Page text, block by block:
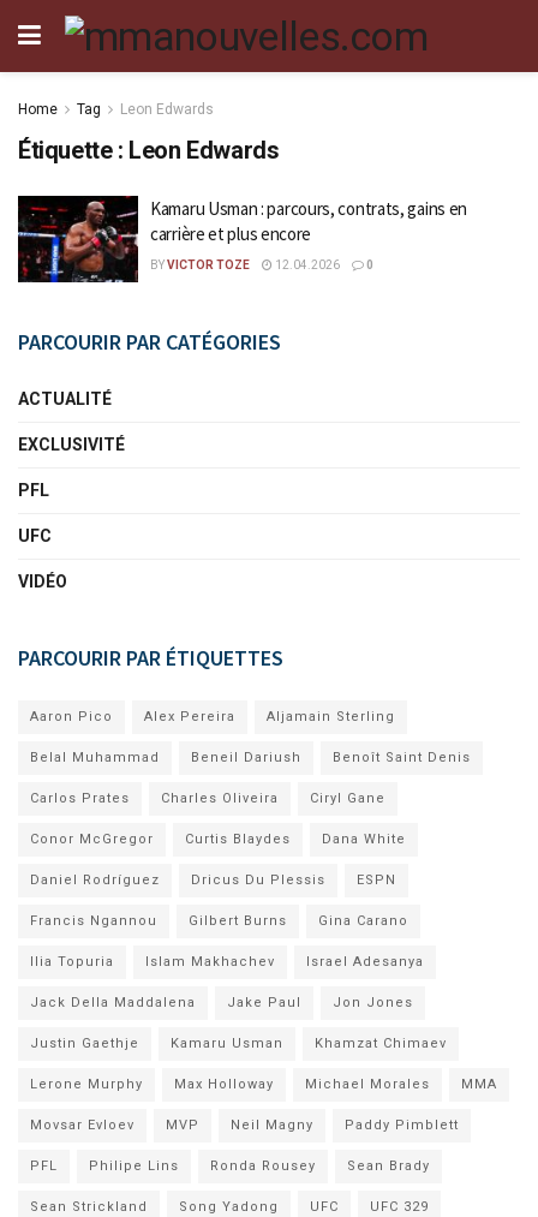
Home Tag Leon Edwards
Étiquette : Leon Edwards
Kamaru Usman : parcours, contrats, gains en
carrière et plus encore
BYVICTOR TOZE 12.04.2026 0
PARCOURIR PAR CATÉGORIES
ACTUALITÉ
EXCLUSIVITÉ
PFL
UFC
VIDÉO
PARCOURIR PAR ÉTIQUETTES
Aaron Pico Alex Pereira Aljamain Sterling
Belal Muhammad Beneil Dariush Benoît Saint Denis
Carlos Prates Charles Oliveira Ciryl Gane
Conor McGregor Curtis Blaydes Dana White
Daniel Rodríguez Dricus Du Plessis ESPN
Francis Ngannou Gilbert Burns Gina Carano
Ilia Topuria Islam Makhachev Israel Adesanya
Jack Della Maddalena Jake Paul Jon Jones
Justin Gaethje Kamaru Usman Khamzat Chimaev
Lerone Murphy Max Holloway Michael Morales MMA
Movsar Evloev MVP Neil Magny Paddy Pimblett
PFL Philipe Lins Ronda Rousey Sean Brady
Sean Strickland Song Yadong UFC UFC 329